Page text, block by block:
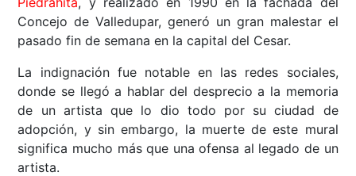
Concejo de Valledupar, generó un gran malestar el
pasado fin de semana en la capital del Cesar.
La indignación fue notable en las redes sociales,
donde se llegó a hablar del desprecio a la memoria
de un artista que lo dio todo por su ciudad de
adopción, y sin embargo, la muerte de este mural
significa mucho más que una ofensa al legado de un
artista.